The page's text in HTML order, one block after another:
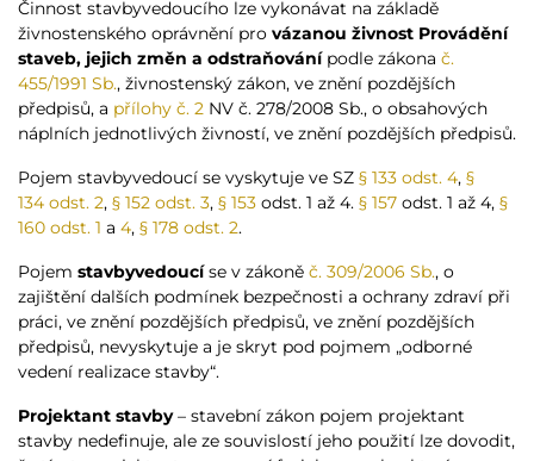
Činnost stavbyvedoucího lze vykonávat na základě
živnostenského oprávnění pro vázanou živnost Provádění
staveb, jejich změn a odstraňování podle zákona č.
455/1991 Sb., živnostenský zákon, ve znění pozdějších
předpisů, a přílohy č. 2 NV č. 278/2008 Sb., o obsahových
náplních jednotlivých živností, ve znění pozdějších předpisů.
Pojem stavbyvedoucí se vyskytuje ve SZ § 133 odst. 4, §
134 odst. 2, § 152 odst. 3, § 153 odst. 1 až 4. § 157 odst. 1 až 4, §
160 odst. 1 a 4, § 178 odst. 2.
Pojem stavbyvedoucíse v zákoně č. 309/2006 Sb., o
zajištění dalších podmínek bezpečnosti a ochrany zdraví při
práci, ve znění pozdějších předpisů, ve znění pozdějších
předpisů, nevyskytuje a je skryt pod pojmem „odborné
vedení realizace stavby“.
Projektant stavby– stavební zákon pojem projektant
stavby nedefinuje, ale ze souvislostí jeho použití lze dovodit,